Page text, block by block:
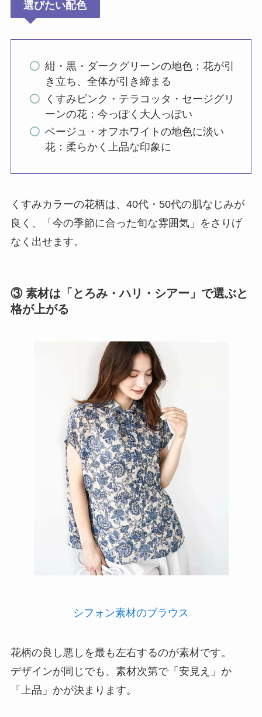
選びたい配色
紺・黒・ダークグリーンの地色：花が引
き立ち、全体が引き締まる
くすみピンク・テラコッタ・セージグリ
ーンの花：今っぽく大人っぽい
ベージュ・オフホワイトの地色に淡い
花：柔らかく上品な印象に
くすみカラーの花柄は、40代・50代の肌なじみが
良く、「今の季節に合った旬な雰囲気」をさりげ
なく出せます。
③ 素材は「とろみ・ハリ・シアー」で選ぶと
格が上がる
シフォン素材のブラウス
花柄の良し悪しを最も左右するのが素材です。
デザインが同じでも、素材次第で「安見え」か
「上品」かが決まります。